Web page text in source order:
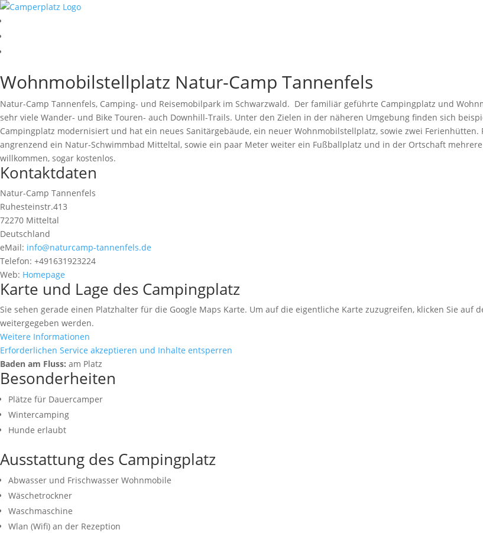
Wohnmobilstellplatz Natur-Camp Tannenfels
Natur-Camp Tannenfels, Camping- und Reisemobilpark im Schwarzwald. Der familiär geführte Campingplatz und
sehr viele Wander- und Bike Touren- auch Downhill-Trails. Unter den Zielen in der näheren Umgebung finden sich
Campingplatz modernisiert und hat ein neues Sanitärgebäude, ein neuer Wohnmobilstellplatz, sowie zwei
angrenzend ein Natur-Schwimmbad Mitteltal, sowie ein paar Meter weiter ein Fußballplatz und in der Ortschaft
willkommen, sogar kostenlos.
Kontaktdaten
Natur-Camp Tannenfels
Ruhesteinstr.413
72270 Mitteltal
Deutschland
eMail: info@naturcamp-tannenfels.de
Telefon: +491631923224
Web: Homepage
Karte und Lage des Campingplatz
Sie sehen gerade einen Platzhalter für die Google Maps Karte. Um auf die eigentliche Karte zuzugreifen, klicken Sie
weitergegeben werden.
Weitere Informationen
Erforderlichen Service akzeptieren und Inhalte entsperren
Baden am Fluss: am Platz
Besonderheiten
Plätze für Dauercamper
Wintercamping
Hunde erlaubt
Ausstattung des Campingplatz
Abwasser und Frischwasser Wohnmobile
Wäschetrockner
Waschmaschine
Wlan (Wifi) an der Rezeption